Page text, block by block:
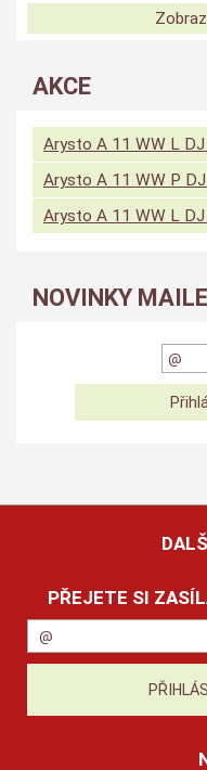
AKCE
Arysto A 11 WW L
Arysto A 11 WW P
Arysto A 11 WW L
NOVINKY
PŘEJETE SI